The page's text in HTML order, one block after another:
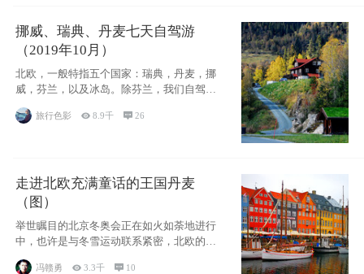
挪威、瑞典、丹麦七天自驾游
（2019年10月）
北欧，一般特指五个国家：瑞典，丹麦，挪
威，芬兰，以及冰岛。除芬兰，我们自驾游
旅行色影 8.9千 26
走进北欧充满童话的王国丹麦
（图）
举世瞩目的北京冬奥会正在如火如荼地进行
中，也许是与冬雪运动联系紧密，北欧的一
些国家因
冯赣勇 3.3千  10